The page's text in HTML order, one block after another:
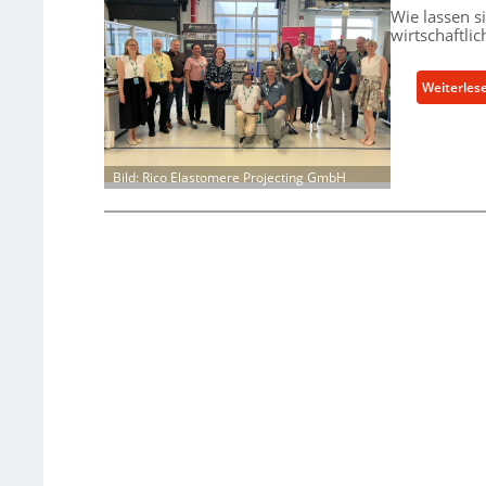
Bild: Rico Elastomere Projecting GmbH
Wie lassen